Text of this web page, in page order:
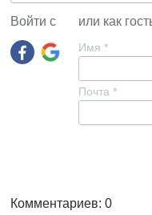
Войти с или как
Имя *
Почта *
Комментариев: 0